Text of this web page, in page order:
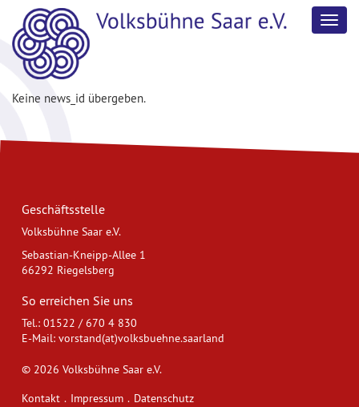
Zeige
Keine news_id übergeben.
Geschäftsstelle
Volksbühne Saar e.V.
Sebastian-Kneipp-Allee 1
66292 Riegelsberg
So erreichen Sie uns
Tel.: 01522 / 670 4 830
E-Mail:vorstand(at)volksbuehne.saarland
© 2026 Volksbühne Saar e.V.
Kontakt . Impressum . Datenschutz